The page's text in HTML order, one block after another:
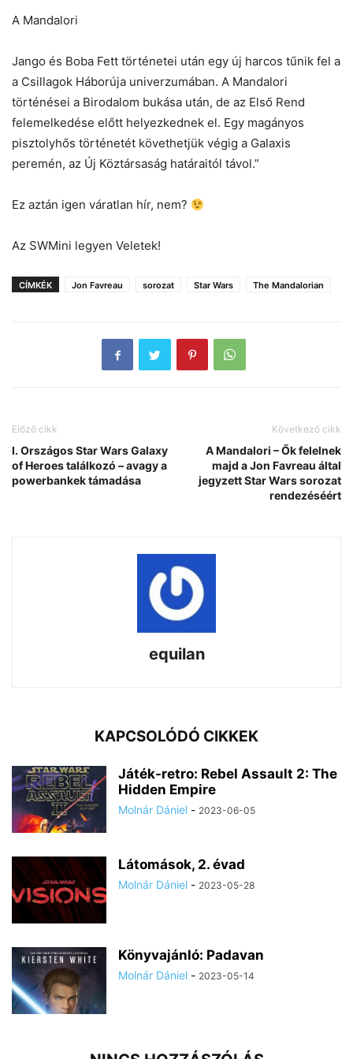
A Mandalori
Jango és Boba Fett történetei után egy új harcos tűnik fel a
a Csillagok Háborúja univerzumában. A Mandalori
történései a Birodalom bukása után, de az Első Rend
felemelkedése előtt helyezkednek el. Egy magányos
pisztolyhős történetét követhetjük végig a Galaxis
peremén, az Új Köztársaság határaitól távol.”
Ez aztán igen váratlan hír, nem?
Az SWMini legyen Veletek!
CÍMKÉK Jon Favreau sorozat Star Wars The Mandalorian
Előző cikk
I. Országos Star Wars Galaxy
of Heroes találkozó – avagy a
powerbankek támadása
Következő cikk
A Mandalori – Ők felelnek
majd a Jon Favreau által
jegyzett Star Wars sorozat
rendezéséért
equilan
KAPCSOLÓDÓ CIKKEK
Játék-retro: Rebel Assault 2: The
Hidden Empire
Molnár Dániel - 2023-06-05
Látomások, 2. évad
Molnár Dániel - 2023-05-28
Könyvajánló: Padavan
Molnár Dániel - 2023-05-14